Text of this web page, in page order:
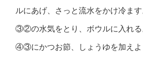
ルにあげ、さっと流水をかけ冷ます
③②の水気をとり、ボウルに入れる
④③にかつお節、しょうゆを加えよ